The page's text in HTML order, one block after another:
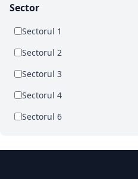
Sector
Sectorul 1
Sectorul 2
Sectorul 3
Sectorul 4
Sectorul 6